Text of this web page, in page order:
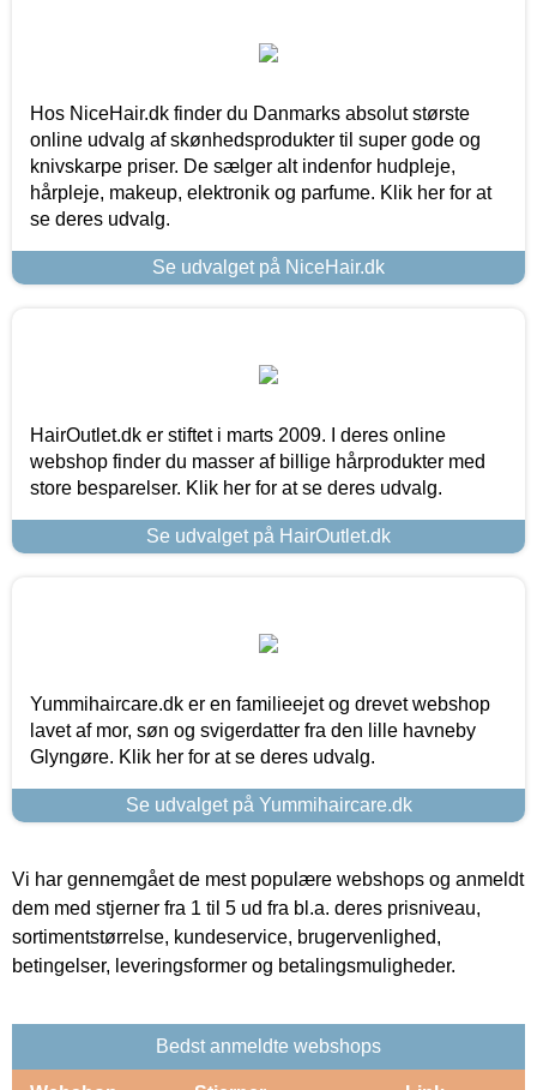
Hos NiceHair.dk finder du Danmarks absolut største
online udvalg af skønhedsprodukter til super gode og
knivskarpe priser. De sælger alt indenfor hudpleje,
hårpleje, makeup, elektronik og parfume. Klik her for at
se deres udvalg.
Se udvalget på NiceHair.dk
HairOutlet.dk er stiftet i marts 2009. I deres online
webshop finder du masser af billige hårprodukter med
store besparelser. Klik her for at se deres udvalg.
Se udvalget på HairOutlet.dk
Yummihaircare.dk er en familieejet og drevet webshop
lavet af mor, søn og svigerdatter fra den lille havneby
Glyngøre. Klik her for at se deres udvalg.
Se udvalget på Yummihaircare.dk
Vi har gennemgået de mest populære webshops og anmeldt
dem med stjerner fra 1 til 5 ud fra bl.a. deres prisniveau,
sortimentstørrelse, kundeservice, brugervenlighed,
betingelser, leveringsformer og betalingsmuligheder.
Bedst anmeldte webshops